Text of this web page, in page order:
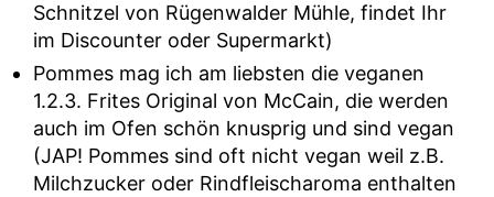
Schnitzel von Rügenwalder Mühle, findet Ihr
im Discounter oder Supermarkt)
Pommes mag ich am liebsten die veganen
1.2.3. Frites Original von McCain, die werden
auch im Ofen schön knusprig und sind vegan
(JAP! Pommes sind oft nicht vegan weil z.B.
Milchzucker oder Rindfleischaroma enthalten